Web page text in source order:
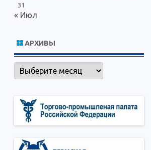
31
« Июл
АРХИВЫ
Архивы